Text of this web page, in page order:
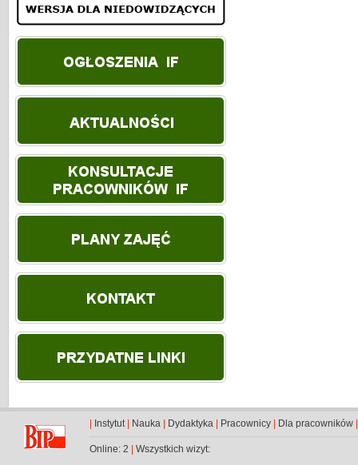
Instytut| Nauka Dydaktyka Pracownicy Dla pracowników
Online: 2 Wszystkich wizyt: